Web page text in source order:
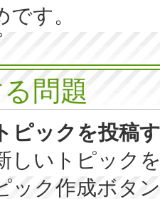
す。
問題
ピックを投稿
しいトピック
ック作成ボタ